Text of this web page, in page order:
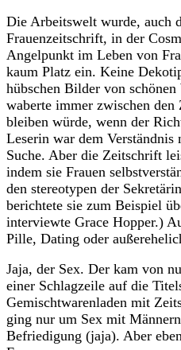
Die Arbeitswelt wurde, auch
Frauenzeitschrift, in der
Angelpunkt im Leben von
kaum Platz ein. Keine
hübschen Bilder von
waberte immer zwischen
bleiben würde, wenn der
Leserin war dem Verständnis
Suche. Aber die Zeitschrift
indem sie Frauen
den stereotypen der
berichtete sie zum Beispiel
interviewte Grace Hopper.)
Pille, Dating oder
Jaja, der Sex. Der kam von
einer Schlagzeile auf die
Gemischtwarenladen mit
ging nur um Sex mit
Befriedigung (jaja). Aber